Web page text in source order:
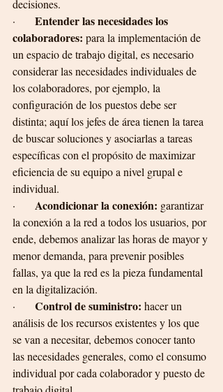
decisiones.
· Entender las necesidades los
colaboradores: para la implementación de
un espacio de trabajo digital, es necesario
considerar las necesidades individuales de
los colaboradores, por ejemplo, la
configuración de los puestos debe ser
distinta; aquí los jefes de área tienen la tarea
de buscar soluciones y asociarlas a tareas
específicas con el propósito de maximizar
eficiencia de su equipo a nivel grupal e
individual.
· Acondicionar la conexión: garantizar
la conexión a la red a todos los usuarios, por
ende, debemos analizar las horas de mayor y
menor demanda, para prevenir posibles
fallas, ya que la red es la pieza fundamental
en la digitalización.
· Control de suministro: hacer un
análisis de los recursos existentes y los que
se van a necesitar, debemos conocer tanto
las necesidades generales, como el consumo
individual por cada colaborador y puesto de